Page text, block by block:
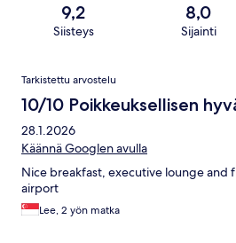
9,2
Siisteys
8,0
Sijainti
Arvostelut
Tarkistettu arvostelu
10/10 Poikkeuksellisen
28.1.2026
Käännä Googlen avulla
Nice breakfast, executive lounge and
airport
Lee, 2 yön matka